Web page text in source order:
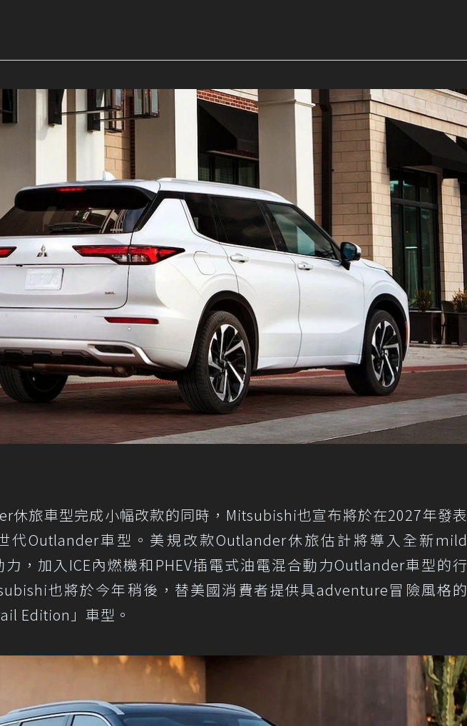
休旅車型完成小幅改款的同時，Mitsubishi也宣布將於在2027年發表
代Outlander車型。美規改款Outlander休旅估計將導入全新mild
，加入ICE內燃機和PHEV插電式油電混合動力Outlander車型的行
也將於今年稍後，替美國消費者提供具adventure冒險風格的
Edition」車型。